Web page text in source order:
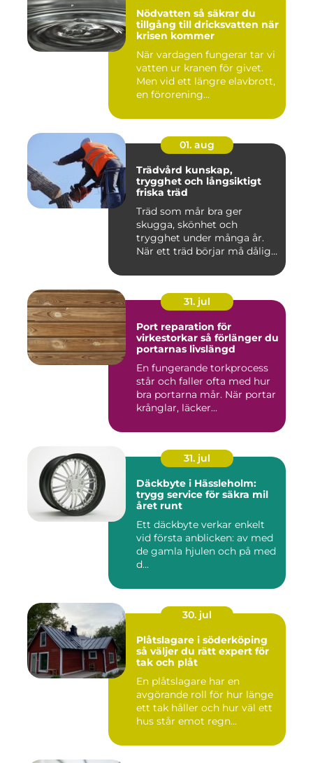
Nödvatten så säkrar du
tillgång till dricksvatten när
krisen kommer
När vardagen fungerar tar vi
vatten ur kranen för givet.
Men vid ett längre elavbrott,
en förorening...
01. aug
Trädvård kunskap,
trygghet och långsiktigt
friska träd
Träd som mår bra ger
skugga, skönhet och
trygghet under många år.
När ett träd börjar må dåligt
31. jul
Port reparation för
virkestorkar så förlänger du
portarnas livslängd
En fungerande torkprocess
står och faller ofta med hur
bra portarna mår. När portar
krånglar, läcker...
31. jul
Däckbyte i Hässleholm:
trygg service för säkra mil
året runt
Ett däckbyte verkar enkelt
vid första anblicken: av med
de gamla hjulen och på med
d...
30. jul
Plåtslagare i söderköping
så väljer du rätt expert för
tak och plåt
En plåtslagare har en
avgörande roll för hur länge
ett tak håller och hur väl ett
hus står emot regn...